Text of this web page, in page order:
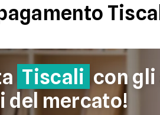
Tiscali con
del mercato!